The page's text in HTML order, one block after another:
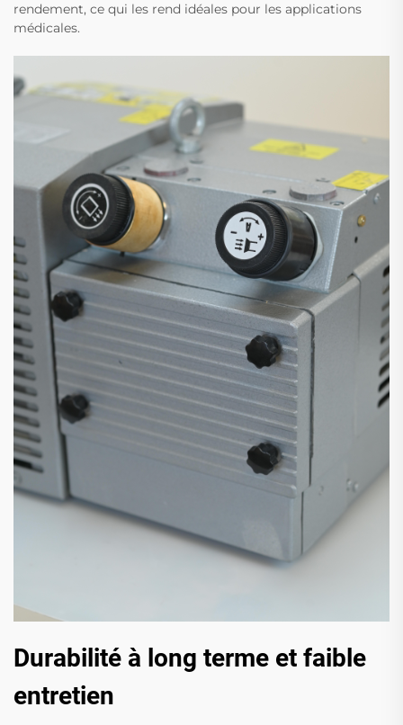
rendement, ce qui les rend idéales pour les applications
médicales.
Durabilité à long terme et faible
entretien